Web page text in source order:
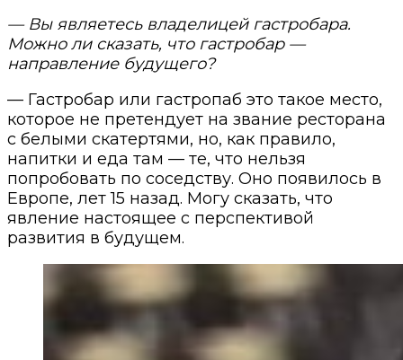
— Вы являетесь владелицей гастробара.
Можно ли сказать, что гастробар —
направление будущего?
— Гастробар или гастропаб это такое место,
которое не претендует на звание ресторана
с белыми скатертями, но, как правило,
напитки и еда там — те, что нельзя
попробовать по соседству. Оно появилось в
Европе, лет 15 назад. Могу сказать, что
явление настоящее с перспективой
развития в будущем.